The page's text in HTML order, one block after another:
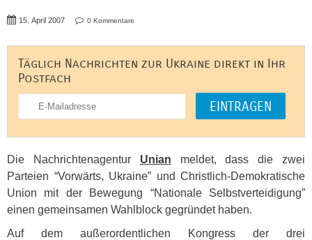
15. April 2007 0 Kommentare
Täglich Nachrichten zur Ukraine direkt in Ihr
Postfach
Die Nachrichtenagentur Unian meldet, dass die zwei
Parteien “Vorwärts, Ukraine” und Christlich-Demokratische
Union mit der Bewegung “Nationale Selbstverteidigung”
einen gemeinsamen Wahlblock gegründet haben.
Auf dem außerordentlichen Kongress der drei